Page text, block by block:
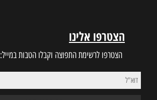
הצטרפו אלינו
הצטרפו לרשימת התפוצה וקבלו הטבות במייל: